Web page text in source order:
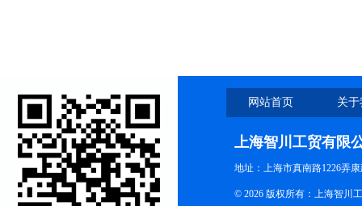
网站首页 关
上海智川工贸有限
地址：上海市真南路1226弄
© 2026 版权所有：上海智川